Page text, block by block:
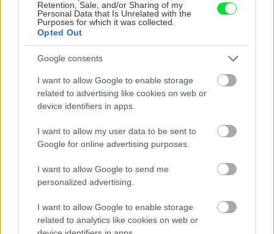
Retention, Sale, and/or Sharing of my
Personal Data that Is Unrelated with the
Purposes for which it was collected.
Opted Out
Google consents
I want to allow Google to enable storage
related to advertising like cookies on web or
device identifiers in apps.
I want to allow my user data to be sent to
Google for online advertising purposes.
I want to allow Google to send me
personalized advertising.
I want to allow Google to enable storage
related to analytics like cookies on web or
Nemusí to byť len
levanduľa! 7 fialových
krások, ktoré rozžiaria
Môže aspirín zachrániť
ochabnuté izbové
možno prekvapí
CHALUPA